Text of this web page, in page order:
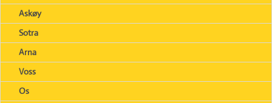
Askøy
Sotra
Arna
Voss
Os